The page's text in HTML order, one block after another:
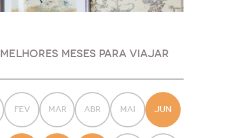
MELHORES MESES PARA VIAJAR
FEV MAR ABR MAI JUN